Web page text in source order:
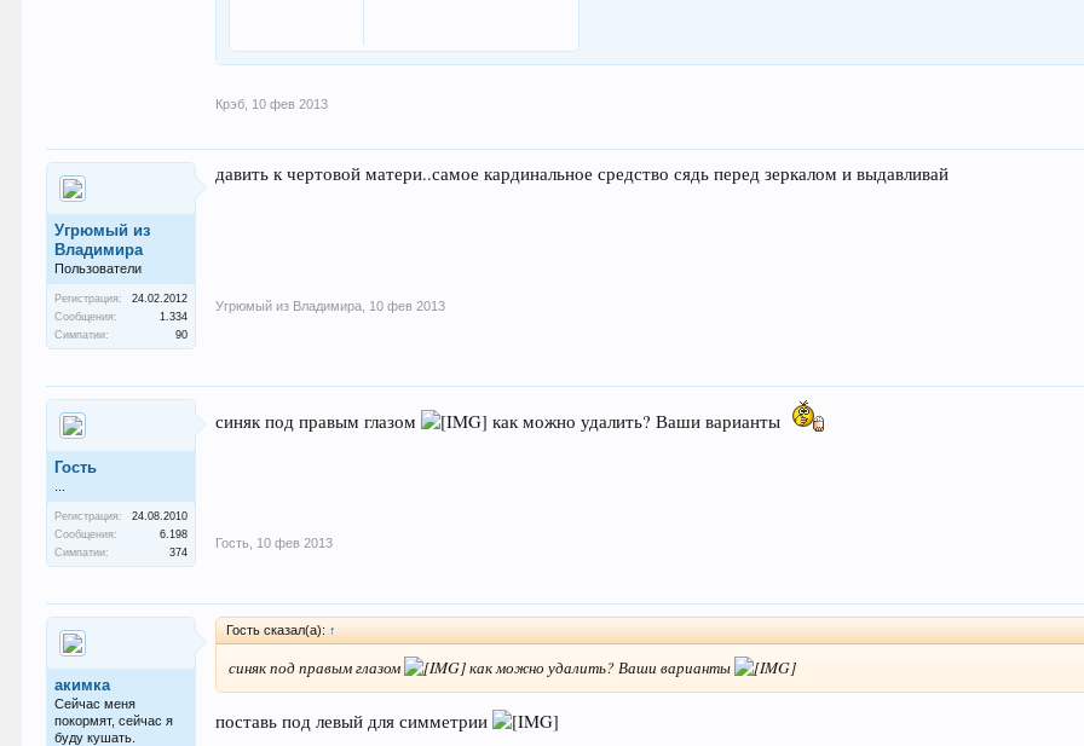
Крэб 10 фев 2013
Угрюмый из
Владимира
Пользователи
Регистрация:
24.02.2012
Сообщения:
1.334
Симпатии:
90
давить к чертовой матери..самое кардинальное средство сядь перед зеркалом и выдавливай
Угрюмый из Владимира 10 фев 2013
Гость
Регистрация:
24.08.2010
Сообщения:
6.198
Симпатии:
374
синяк под правым глазом как можно удалить? Ваши варианты
Гость 10 фев 2013
акимка
Сейчас меня
покормят, сейчас я
буду кушать.
Гость сказал(а): ↑
синяк под правым глазом как можно удалить? Ваши варианты
поставь под левый для симметрии